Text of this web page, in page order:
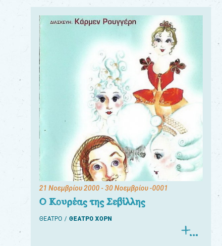
21 Νοεμβρίου 2000- 30 Νοεμβρίου -0001
Ο Κουρέας της Σεβίλλης
ΘΕΑΤΡΟ ΘΕΑΤΡΟ ΧΟΡΝ